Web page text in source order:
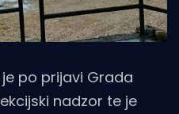
po prijavi Grada
nadzor te je